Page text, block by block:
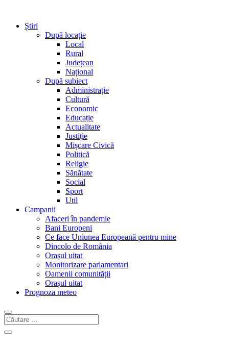
Știri
După locație
Local
Rural
Județean
Național
După subiect
Administrație
Cultură
Economic
Educație
Actualitate
Justiție
Mișcare Civică
Politică
Religie
Sănătate
Social
Sport
Util
Campanii
Afaceri în pandemie
Bani Europeni
Ce face Uniunea Europeană pentru mine
Dincolo de România
Orașul uitat
Monitorizare parlamentari
Oamenii comunității
Orașul uitat
Prognoza meteo